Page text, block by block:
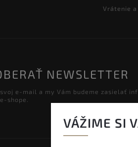
VÁŽIME SI
Vrátenie
NEWSLETTER
e-mail a my Vám budeme zasielať
shope.